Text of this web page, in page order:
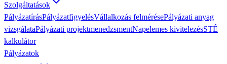
Szolgáltatások
PályázatírásPályázatfigyelésVállalkozás felmérésePályázati anyag
vizsgálataPályázati projektmenedzsmentNapelemes kivitelezésSTÉ
kalkulátor
Pályázatok